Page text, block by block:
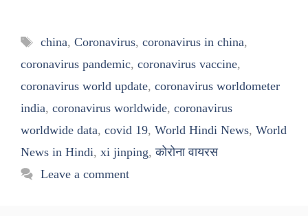
Tags
china, Coronavirus, coronavirus in china,
coronavirus pandemic, coronavirus vaccine,
coronavirus world update, coronavirus worldometer
india, coronavirus worldwide, coronavirus
worldwide data, covid 19, World Hindi News, World
News in Hindi, xi jinping,कोरोना वायरस
Leave a comment